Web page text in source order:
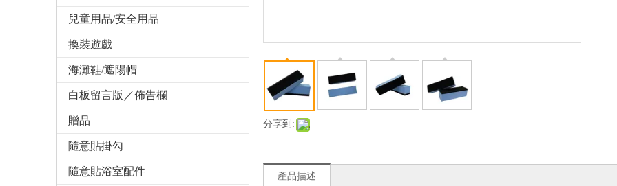
兒童用品/安全用品
換裝遊戲
海灘鞋/遮陽帽
白板留言版／佈告欄
贈品
隨意貼掛勾
隨意貼浴室配件
分享到:
產品描述